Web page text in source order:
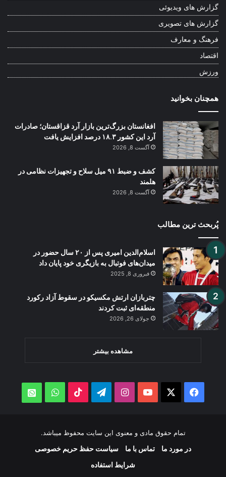
گزارش های ویدیوئی
گزارش های تصویری
فرهنگ و معارف
اقتصاد
ورزش
همچنان بخوانید
افغانستان بزرگ‌ترین بازار آرد قزاقستان؛ صادرات
آرد این کشور ۱۸.۳ درصد افزایش یافت
آگست 8, 2026
کشف و ضبط ۹۱ میل سلاح و تجهیزات نظامی در
هلمند
آگست 8, 2026
پُربحث ترین مطالب
اسلام‌الدین امیری پس از ۲۰ سال حضور در
میدان‌های فوتبال به بازیگری خود پایان داد
فبروری 8, 2025
چتربازان ارتش مکسیکو در سقوط آزاد رکورد
منطقه‌ای ثبت کردند
جولای 26, 2026
مشاهده بیشتر
Facebook
YouTube
Instagram
Telegram
TikTok
WhatsApp
تمام حقوق مادی و معنوی این سایت محفوظ میباشد.
در مورد ما تماس با ما
سیاست حفظ حریم خصوصی
شرایط استفاده